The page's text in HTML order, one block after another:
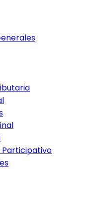
Participativo